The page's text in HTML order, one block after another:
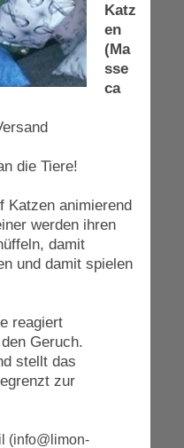
Katz
en
(Ma
sse
ca
die Tiere!
Katzen animierend
werden ihren
damit
und damit spielen
reagiert
Geruch.
stellt das
zur
(info@limon-